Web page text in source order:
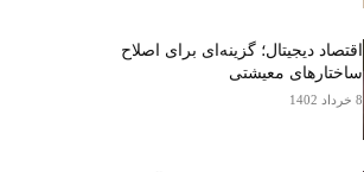
اقتصاد دیجیتال؛ گزینه‌ای برای اصلاح
ساختارهای معیشتی
8 خرداد 1402